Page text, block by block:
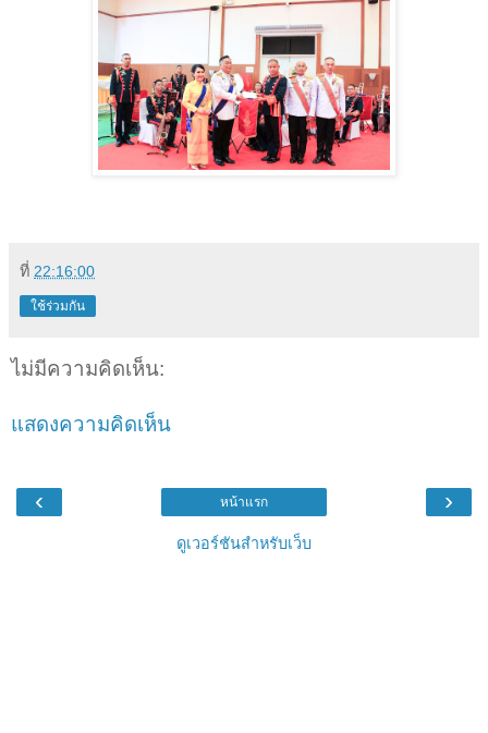
ที่ 22:16:00
ใช้ร่วมกัน
ไม่มีความคิดเห็น:
แสดงความคิดเห็น
‹ ›
หน้าแรก
ดูเวอร์ชันสำหรับเว็บ